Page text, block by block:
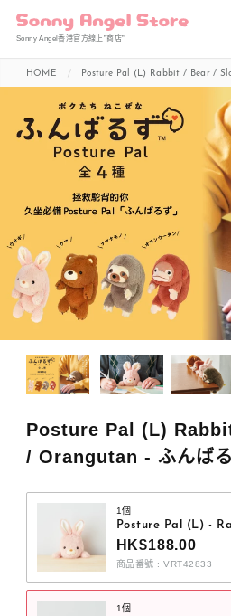
Sonny Angel香港官方線上”商店”
HOME Posture Pal (L) Rabbit / Bear /
Posture Pal (L)
/ Orangutan - ふんば
1個
Posture Pal (L) -
HK$188.00
商品番號 : VRT42833
1個